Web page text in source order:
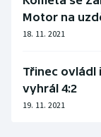
Motor na
18. 11. 2021
Třinec ovládl
vyhrál 4:2
19. 11. 2021